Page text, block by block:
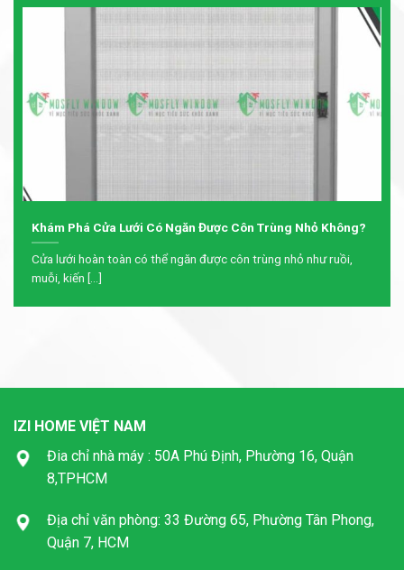
Khám Phá Cửa Lưới Có Ngăn Được Côn Trùng Nhỏ Không?
Cửa lưới hoàn toàn có thể ngăn được côn trùng nhỏ như ruồi,
muỗi, kiến [...]
IZI HOME VIỆT NAM
Đia chỉ nhà máy : 50A Phú Định, Phường 16, Quận
8,TPHCM
Địa chỉ văn phòng: 33 Đường 65, Phường Tân Phong,
Quận 7, HCM